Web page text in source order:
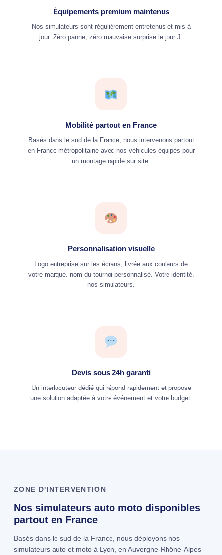
Équipements premium maintenus
Nos simulateurs sont régulièrement entretenus et mis à
jour. Zéro panne, zéro mauvaise surprise le jour J.
Mobilité partout en France
Basés dans le sud de la France, nous intervenons partout
en France métropolitaine avec nos véhicules équipés pour
un montage rapide sur site.
Personnalisation visuelle
Logo entreprise sur les écrans, livrée aux couleurs de
votre marque, nom du tournoi personnalisé. Votre identité,
nos simulateurs.
Devis sous 24h garanti
Un interlocuteur dédié qui répond rapidement et propose
une solution adaptée à votre événement et votre budget.
ZONE D'INTERVENTION
Nos simulateurs auto moto disponibles
partout en France
Basés dans le sud de la France, nous déployons nos
simulateurs auto et moto à Lyon, en Auvergne-Rhône-Alpes